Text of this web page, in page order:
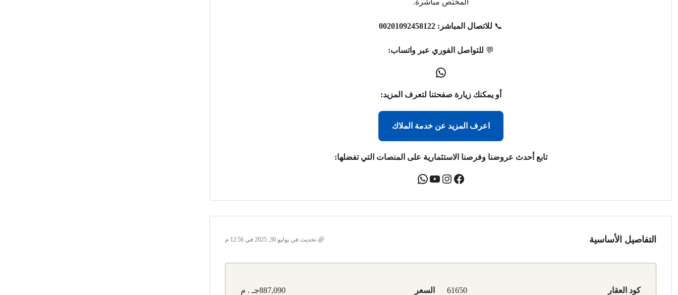
المختص مباشرة.
📞 للاتصال المباشر: 00201092458122
💬 للتواصل الفوري عبر واتساب:
أو يمكنك زيارة صفحتنا لتعرف المزيد:
اعرف المزيد عن خدمة الملاك
تابع أحدث عروضنا وفرصنا الاستثمارية على المنصات التي تفضلها:
التفاصيل الأساسية تحديث في يوليو 30, 2025 في 12:56 م
كود العقار 61650 السعر 887,090جـ . م